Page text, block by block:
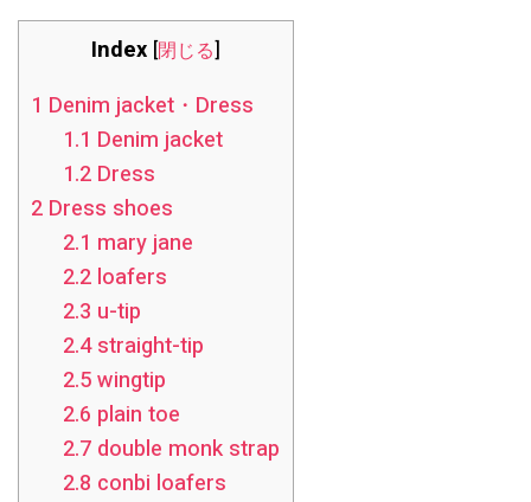
Index [閉じる]
1 Denim jacket・Dress
1.1 Denim jacket
1.2 Dress
2Dress shoes
2.1 mary jane
2.2 loafers
2.3 u-tip
2.4straight-tip
2.5wingtip
2.6 plain toe
2.7 double monk strap
2.8 conbi loafers